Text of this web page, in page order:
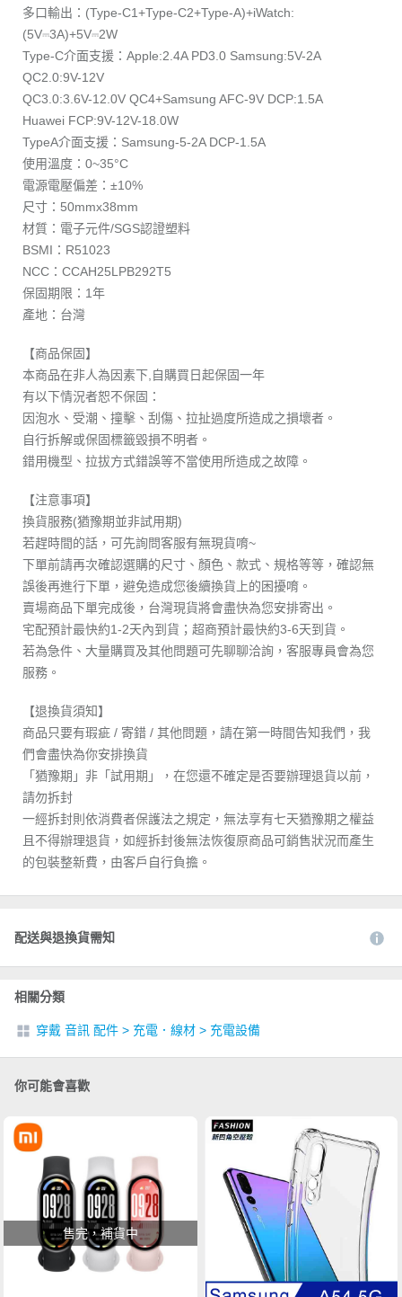
多口輸出：(Type-C1+Type-C2+Type-A)+iWatch:
(5V⎓3A)+5V⎓2W
Type-C介面支援：Apple:2.4A PD3.0 Samsung:5V-2A
QC2.0:9V-12V
QC3.0:3.6V-12.0V QC4+Samsung AFC-9V DCP:1.5A
Huawei FCP:9V-12V-18.0W
TypeA介面支援：Samsung-5-2A DCP-1.5A
使用溫度：0~35°C
電源電壓偏差：±10%
尺寸：50mmx38mm
材質：電子元件/SGS認證塑料
BSMI：R51023
NCC：CCAH25LPB292T5
保固期限：1年
產地：台灣
【商品保固】
本商品在非人為因素下,自購買日起保固一年
有以下情況者恕不保固：
因泡水、受潮、撞擊、刮傷、拉扯過度所造成之損壞者。
自行拆解或保固標籤毀損不明者。
錯用機型、拉拔方式錯誤等不當使用所造成之故障。
【注意事項】
換貨服務(猶豫期並非試用期)
若趕時間的話，可先詢問客服有無現貨唷~
下單前請再次確認選購的尺寸、顏色、款式、規格等等，確認無
誤後再進行下單，避免造成您後續換貨上的困擾唷。
賣場商品下單完成後，台灣現貨將會盡快為您安排寄出。
宅配預計最快約1-2天內到貨；超商預計最快約3-6天到貨。
若為急件、大量購買及其他問題可先聊聊洽詢，客服專員會為您
服務。
【退換貨須知】
商品只要有瑕疵 / 寄錯 / 其他問題，請在第一時間告知我們，我
們會盡快為你安排換貨
「猶豫期」非「試用期」，在您還不確定是否要辦理退貨以前，
請勿拆封
一經拆封則依消費者保護法之規定，無法享有七天猶豫期之權益
且不得辦理退貨，如經拆封後無法恢復原商品可銷售狀況而產生
的包裝整新費，由客戶自行負擔。
配送與退換貨需知
相關分類
穿戴 音訊 配件 > 充電．線材 > 充電設備
你可能會喜歡
售完，補貨中